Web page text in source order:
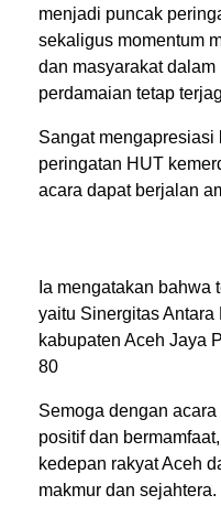
menjadi puncak
sekaligus momentum
dan masyarakat
perdamaian tetap
Sangat
peringatan HUT
acara dapat berjalan
Ia mengatakan bahwa
yaitu Sinergitas Antara
kabupaten Aceh Jaya
80
Semoga dengan
positif dan
kedepan rakyat Aceh
makmur dan sejahtera.